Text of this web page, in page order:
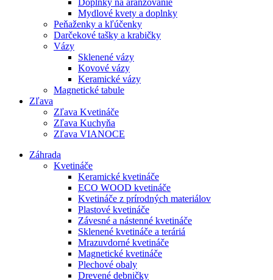
Doplnky na aranžovanie
Mydlové kvety a doplnky
Peňaženky a kľúčenky
Darčekové tašky a krabičky
Vázy
Sklenené vázy
Kovové vázy
Keramické vázy
Magnetické tabule
Zľava
Zľava Kvetináče
Zľava Kuchyňa
Zľava VIANOCE
Záhrada
Kvetináče
Keramické kvetináče
ECO WOOD kvetináče
Kvetináče z prírodných materiálov
Plastové kvetináče
Závesné a nástenné kvetináče
Sklenené kvetináče a teráriá
Mrazuvdorné kvetináče
Magnetické kvetináče
Plechové obaly
Drevené debničky